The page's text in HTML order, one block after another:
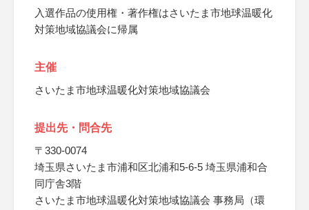
入選作品の使用権・著作権はさいたま市地球温暖化
対策地域協議会に帰属
主催
さいたま市地球温暖化対策地域協議会
提出先・問合先
〒330-0074
埼玉県さいたま市浦和区北浦和5-6-5 埼玉県浦和合
同庁舎3階
さいたま市地球温暖化対策地域協議会 事務局（環